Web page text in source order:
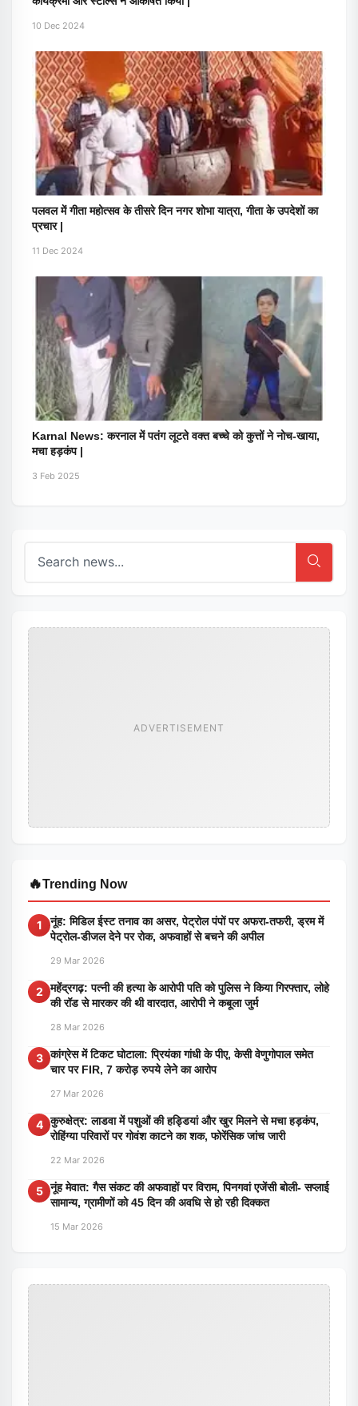
10 Dec 2024
पलवल में गीता महोत्सव के तीसरे दिन नगर शोभा यात्रा, गीता के उपदेशों का
प्रचार |
11 Dec 2024
Karnal News: करनाल में पतंग लूटते वक्त बच्चे को कुत्तों ने नोच-खाया,
मचा हड़कंप |
3 Feb 2025
ADVERTISEMENT
🔥Trending Now
1
नूंह: मिडिल ईस्ट तनाव का असर, पेट्रोल पंपों पर अफरा-तफरी, ड्रम में
पेट्रोल-डीजल देने पर रोक, अफवाहों से बचने की अपील
29 Mar 2026
2
महेंद्रगढ़: पत्नी की हत्या के आरोपी पति को पुलिस ने किया गिरफ्तार, लोहे
की रॉड से मारकर की थी वारदात, आरोपी ने कबूला जुर्म
28 Mar 2026
3 कांग्रेस में टिकट घोटाला: प्रियंका गांधी के पीए, केसी वेणुगोपाल समेत
चार पर FIR, 7 करोड़ रुपये लेने का आरोप
27 Mar 2026
4 कुरुक्षेत्र: लाडवा में पशुओं की हड्डियां और खुर मिलने से मचा हड़कंप,
रोहिंग्या परिवारों पर गोवंश काटने का शक, फोरेंसिक जांच जारी
22 Mar 2026
5 नूंह मेवात: गैस संकट की अफवाहों पर विराम, पिनगवां एजेंसी बोली- सप्लाई
सामान्य, ग्रामीणों को 45 दिन की अवधि से हो रही दिक्कत
15 Mar 2026